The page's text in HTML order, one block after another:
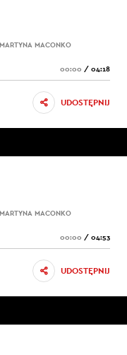
MACONKO
00:00 / 04:18
UDOSTĘPNIJ
MACONKO
00:00 / 04:53
UDOSTĘPNIJ